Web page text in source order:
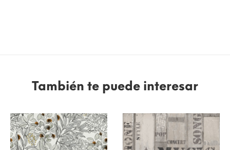
También te puede interesar